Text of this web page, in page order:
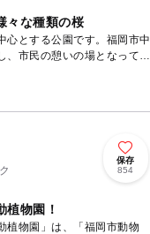
々な種類の桜
心とする公園です。福岡市中
、市民の憩いの場となってい
保存
854
植物園！
植物園」は、「福岡市動物